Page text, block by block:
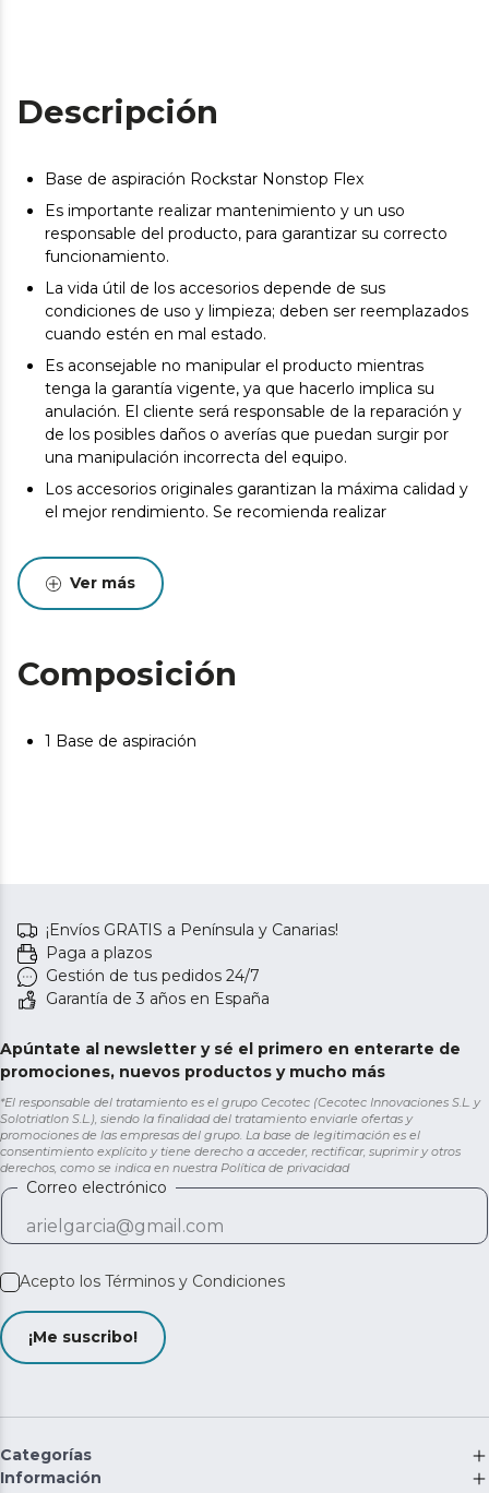
Descripción
Base de aspiración Rockstar Nonstop Flex
Es importante realizar mantenimiento y un uso
responsable del producto, para garantizar su correcto
funcionamiento.
La vida útil de los accesorios depende de sus
condiciones de uso y limpieza; deben ser reemplazados
cuando estén en mal estado.
Es aconsejable no manipular el producto mientras
tenga la garantía vigente, ya que hacerlo implica su
anulación. El cliente será responsable de la reparación y
de los posibles daños o averías que puedan surgir por
una manipulación incorrecta del equipo.
Los accesorios originales garantizan la máxima calidad y
el mejor rendimiento. Se recomienda realizar
Ver más
Composición
1 Base de aspiración
¡Envíos GRATIS a Península y Canarias!
Paga a plazos
Gestión de tus pedidos 24/7
Garantía de 3 años en España
Apúntate al newsletter y sé el primero en enterarte de
promociones, nuevos productos y mucho más
*El responsable del tratamiento es el grupo Cecotec (Cecotec Innovaciones S.L. y
Solotriatlon S.L.), siendo la finalidad del tratamiento enviarle ofertas y
promociones de las empresas del grupo. La base de legitimación es el
consentimiento explícito y tiene derecho a acceder, rectificar, suprimir y otros
derechos, como se indica en nuestra Política de privacidad
Correo electrónico
Acepto los Términos y Condiciones
¡Me suscribo!
Categorías
Información